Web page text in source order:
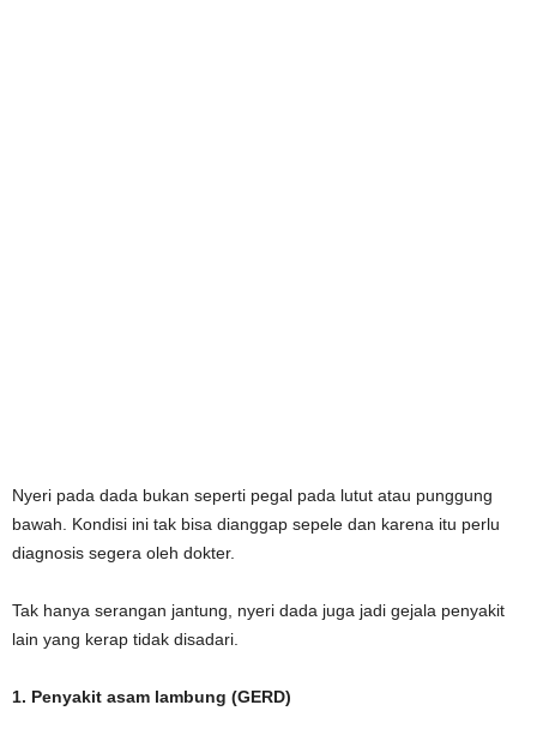
Nyeri pada dada bukan seperti pegal pada lutut atau punggung
bawah. Kondisi ini tak bisa dianggap sepele dan karena itu perlu
diagnosis segera oleh dokter.
Tak hanya serangan jantung, nyeri dada juga jadi gejala penyakit
lain yang kerap tidak disadari.
1. Penyakit asam lambung (GERD)